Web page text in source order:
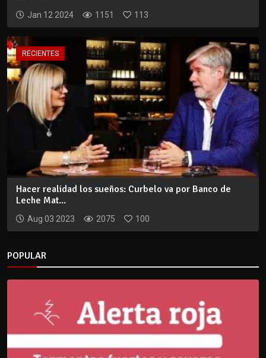
Jan 12 2024 1151 113
RECIENTES
Hacer realidad los sueños: Curbelo va por Banco de
Leche Mat...
Aug 03 2023 2075 100
POPULAR